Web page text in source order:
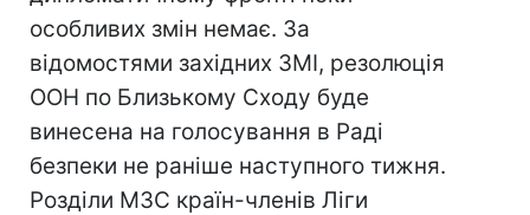
особливих змін немає. За
відомостями західних ЗМІ, резолюція
ООН по Близькому Сходу буде
винесена на голосування в Раді
безпеки не раніше наступного тижня.
Розділи МЗС країн-членів Ліги